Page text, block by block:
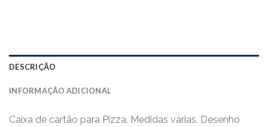
DESCRIÇÃO
INFORMAÇÃO ADICIONAL
Caixa de cartão para Pizza. Medidas várias. Desenho